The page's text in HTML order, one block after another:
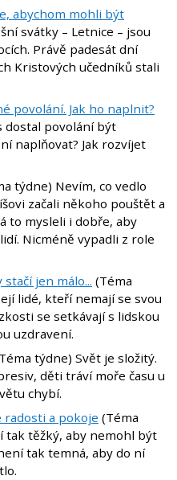
abychom mohli být
svátky – Letnice – jsou
Právě padesát dní
Kristových učedníků stali
povolání. Jak ho naplnit?
dostal povolání být
naplňovat? Jak rozvíjet
týdne) Nevím, co vedlo
začali někoho pouštět a
to mysleli i dobře, aby
Nicméně vypadli z role
jen málo... (Téma
lidé, kteří nemají se svou
se setkávají s lidskou
uzdravení.
týdne) Svět je složitý.
děti tráví moře času u
chybí.
radosti a pokoje (Téma
tak těžký, aby nemohl být
tak temná, aby do ní